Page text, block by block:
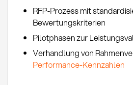
RFP-Prozess mit
Bewertungskriterien
Pilotphasen zur
Verhandlung von
Performance-Kennzahlen